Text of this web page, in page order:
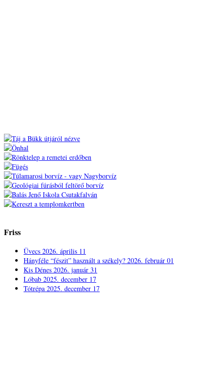
Friss
Üvecs 2026. április 11
Hányféle “fészit” használt a székely? 2026. február 01
Kis Dénes 2026. január 31
Lóbab 2025. december 17
Tótrépa 2025. december 17